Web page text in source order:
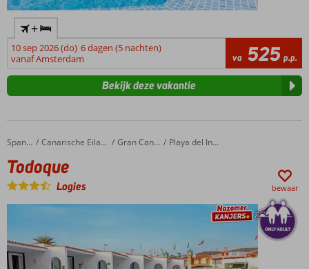
+
10 sep 2026 (do) 6 dagen (5 nachten)
vanaf Amsterdam
va 525 p.p.
Bekijk deze vakantie
Home Spanje Canarische Eilanden Gran Canaria Playa del Ingles
Todoque
Todoque
Logies bewaar